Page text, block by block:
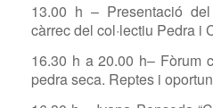
13.00 h – Presentació
càrrec del col·lectiu Pedra i
16.30 h a 20.00 h– Fòrum
pedra seca. Reptes i